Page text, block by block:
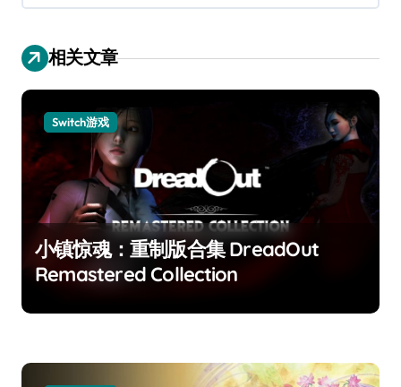
相关文章
Switch游戏
小镇惊魂：重制版合集 DreadOut
Remastered Collection